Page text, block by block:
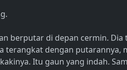
berputar di depan cermin. Dia
terangkat dengan putarannya,
Itu gaun yang indah.